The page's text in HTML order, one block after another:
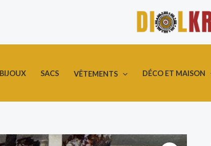
BIJOUX SACS VÊTEMENTS DÉCO ET MAISON